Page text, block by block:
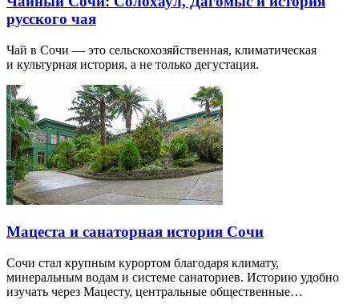
русского чая
Чай в Сочи — это сельскохозяйственная, климатическая
и культурная история, а не только дегустация.
Мацеста и санаторная история Сочи
Сочи стал крупным курортом благодаря климату,
минеральным водам и системе санаториев. Историю удобно
изучать через Мацесту, центральные общественные…